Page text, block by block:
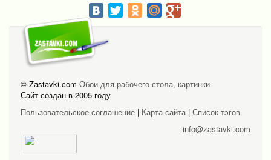
© Zastavki.com Обои для рабочего стола, картинки
Сайт создан в 2005 году
Пользовательское соглашение | Карта сайта| Список тэгов
info@zastavki.com